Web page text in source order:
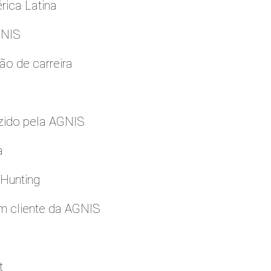
Latina
de carreira
pela AGNIS
cliente da AGNIS